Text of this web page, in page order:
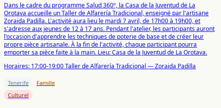
Dans le cadre du programme Salud 360º, la Casa de la Juventud de La
Orotava accueille un Taller de Alfarería Tradicional, enseigné par l'artisane
Zoraida Padilla. L'activité aura lieu le mardi 7 avril, de 17h00 à 19h00, et
s'adresse aux jeunes de 12 à 17 ans. Pendant l'atelier, les participants auront
l'occasion d'apprendre les techniques de poterie de base et de créer leur
propre pièce artisanale. À la fin de l'activité, chaque participant pourra
emporter sa pièce faite à la main. Lieu: Casa de la Juventud de La Orotava.
Horaires: 17:00-19:00 Taller de Alfarería Tradicional — Zoraida Padilla
Tenerife
Famille
Culturel